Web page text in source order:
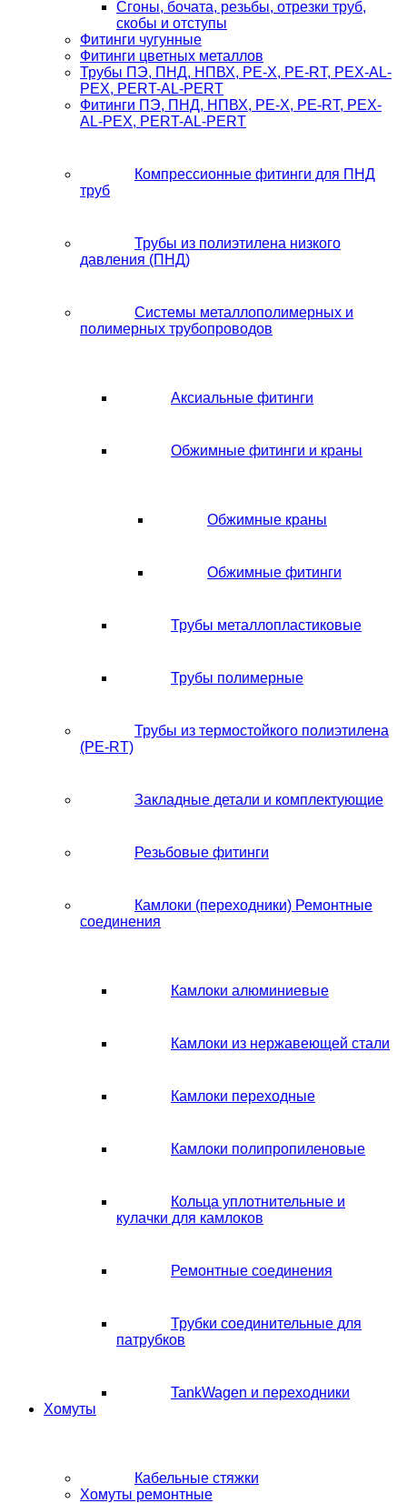
Сгоны, бочата, резьбы, отрезки труб,
скобы и отступы
Фитинги чугунные
Фитинги цветных металлов
Трубы ПЭ, ПНД, НПВХ, PE-X, PE-RT, PEX-AL-
PEX, PERT-AL-PERT
Фитинги ПЭ, ПНД, НПВХ, PE-X, PE-RT, PEX-
AL-PEX, PERT-AL-PERT
Компрессионные фитинги для ПНД
труб
Трубы из полиэтилена низкого
давления (ПНД)
Системы металлополимерных и
полимерных трубопроводов
Аксиальные фитинги
Обжимные фитинги и краны
Обжимные краны
Обжимные фитинги
Трубы металлопластиковые
Трубы полимерные
Трубы из термостойкого полиэтилена
(PE-RT)
Закладные детали и комплектующие
Резьбовые фитинги
Камлоки (переходники) Ремонтные
соединения
Камлоки алюминиевые
Камлоки из нержавеющей стали
Камлоки переходные
Камлоки полипропиленовые
Кольца уплотнительные и
кулачки для камлоков
Ремонтные соединения
Трубки соединительные для
патрубков
TankWagen и переходники
Хомуты
Кабельные стяжки
Хомуты ремонтные